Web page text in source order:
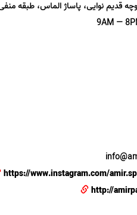
نوایی، پاساژ الماس، طبقه منفی 1، پلاک
https://www.instagram.com/
http://